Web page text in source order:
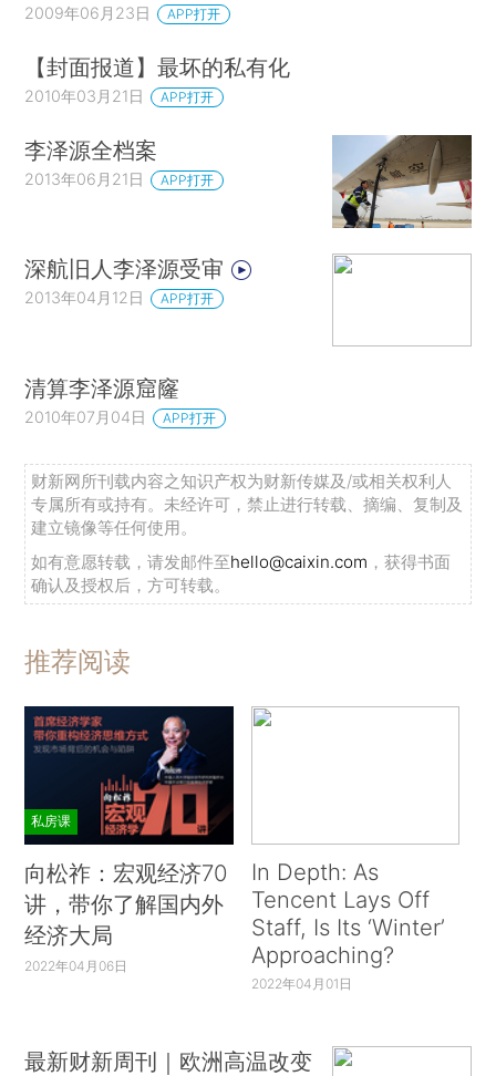
2009年06月23日 APP打开
【封面报道】最坏的私有化
2010年03月21日 APP打开
李泽源全档案
2013年06月21日 APP打开
深航旧人李泽源受审
2013年04月12日 APP打开
清算李泽源窟窿
2010年07月04日 APP打开
财新网所刊载内容之知识产权为财新传媒及/或相关权利人
专属所有或持有。未经许可，禁止进行转载、摘编、复制及
建立镜像等任何使用。
如有意愿转载，请发邮件至hello@caixin.com ，获得书面
确认及授权后，方可转载。
推荐阅读
私房课
向松祚：宏观经济70
讲，带你了解国内外
经济大局
2022年04月06日
In Depth: As
Tencent Lays Off
Staff, Is Its ‘Winter’
Approaching?
2022年04月01日
最新财新周刊｜欧洲高温改变